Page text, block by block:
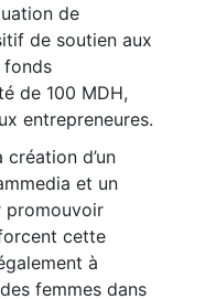
de
de soutien aux
fonds
de 100 MDH,
entrepreneures.
création d’un
et un
promouvoir
cette
à
femmes dans